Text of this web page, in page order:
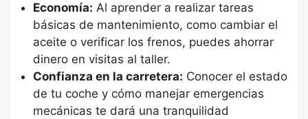
Economía: Al aprender a realizar tareas
básicas de mantenimiento, como cambiar el
aceite o verificar los frenos, puedes ahorrar
dinero en visitas al taller.
Confianza en la carretera: Conocer el estado
de tu coche y cómo manejar emergencias
mecánicas te dará una tranquilidad